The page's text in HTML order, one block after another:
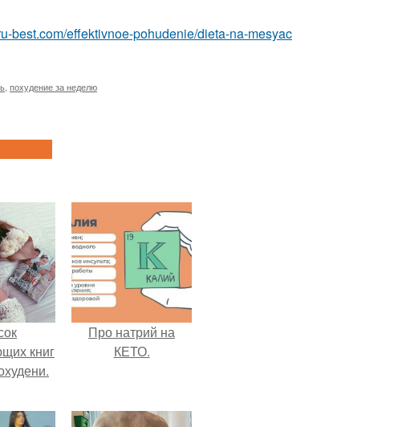
best.com/effektivnoe-pohudenie/dieta-na-mesyac
похудение за неделю
книг
Про натрий на
КЕТО.